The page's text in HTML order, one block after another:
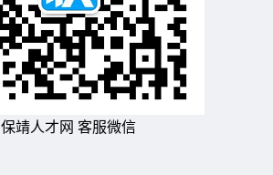
保靖人才网 客服微信